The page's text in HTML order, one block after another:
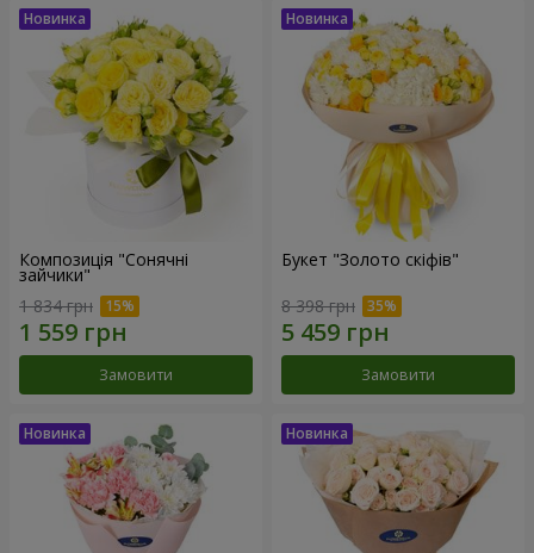
Композиція "Сонячні
зайчики"
1 834 грн
Замовити
Букет "Золото скіфів"
8 398 грн
Замовити